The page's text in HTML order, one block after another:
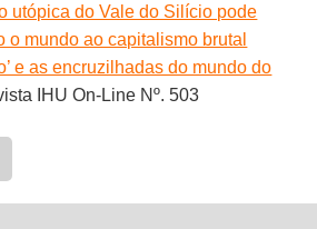
utópica do Vale do Silício pode
o mundo ao capitalismo brutal
e as encruzilhadas do mundo do
IHU On-Line Nº. 503